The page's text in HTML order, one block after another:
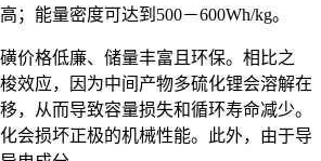
；能量密度可达到500－600Wh/kg。
价格低廉、储量丰富且环保。相比之
效应，因为中间产物多硫化锂会溶解在
，从而导致容量损失和循环寿命减少。
会损坏正极的机械性能。此外，由于导